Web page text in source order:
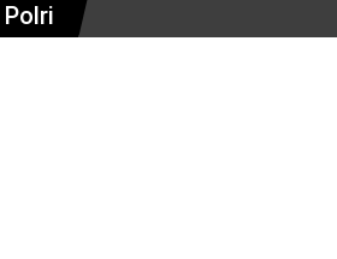
Polri